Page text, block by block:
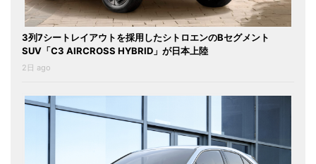
3列7シートレイアウトを採用したシトロエンのBセグメント
SUV「C3 AIRCROSS HYBRID」が日本上陸
2日 ago